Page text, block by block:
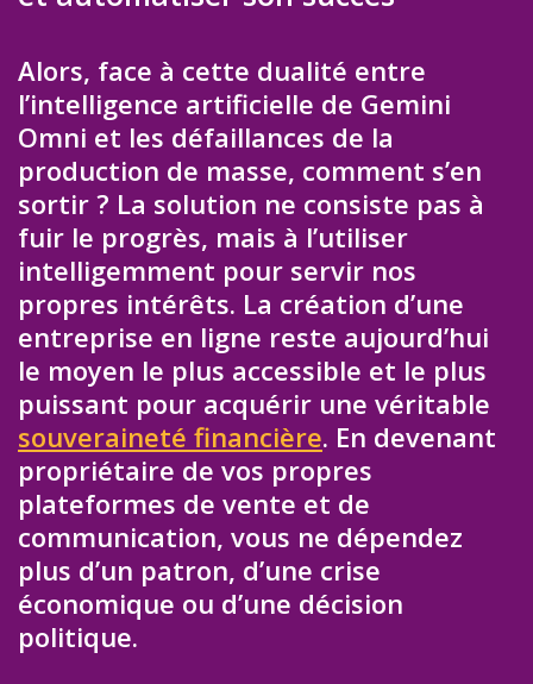
Alors, face à cette dualité entre
l’intelligence artificielle de Gemini
Omni et les défaillances de la
production de masse, comment s’en
sortir ? La solution ne consiste pas à
fuir le progrès, mais à l’utiliser
intelligemment pour servir nos
propres intérêts. La création d’une
entreprise en ligne reste aujourd’hui
le moyen le plus accessible et le plus
puissant pour acquérir une véritable
souveraineté financière. En devenant
propriétaire de vos propres
plateformes de vente et de
communication, vous ne dépendez
plus d’un patron, d’une crise
économique ou d’une décision
politique.